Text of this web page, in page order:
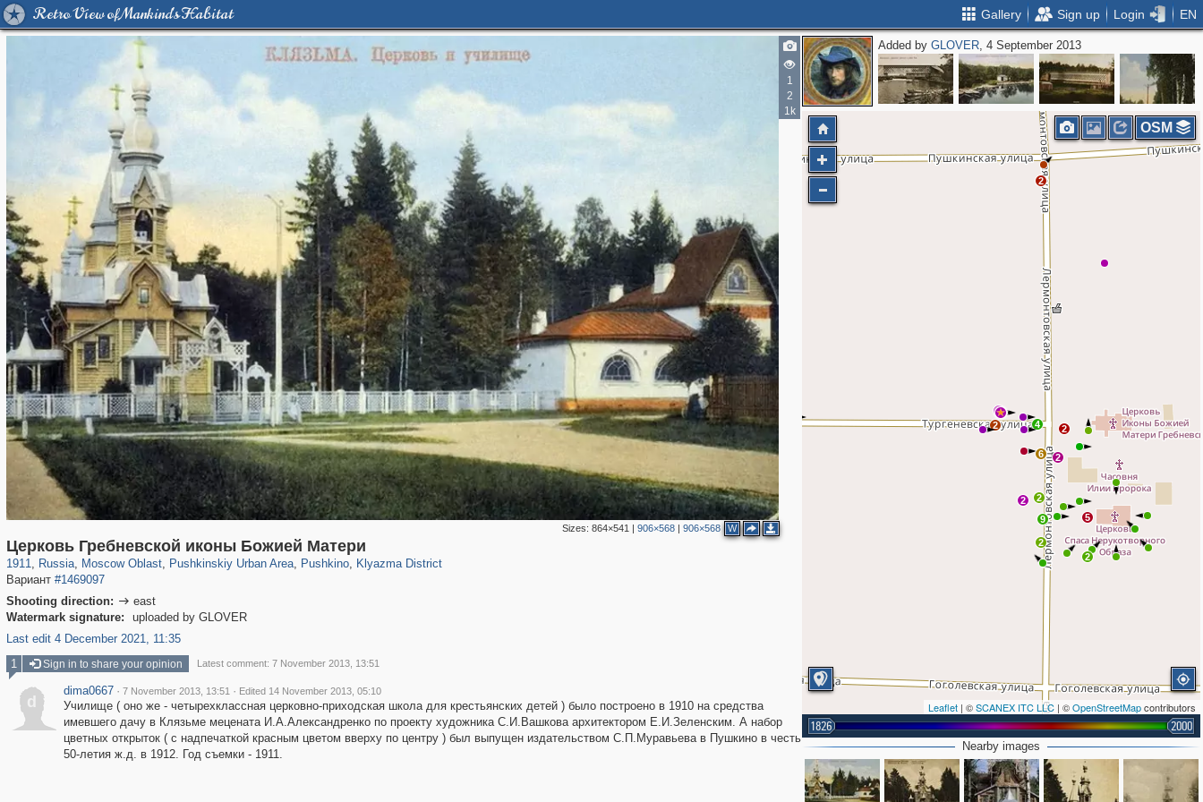
Retro View of Mankind's Habitat Gallery Sign up Login EN
1
2
1k
Sizes: 864×541 | 906×568| 906×568 W
Церковь Гребневской иконы Божией Матери
1911, Russia
1,406,871 29,248
, Moscow Oblast
96,438 1,691
, Pushkinskiy Urban Area
2,545 58
, Pushkino
1,151 24
, Klyazma District
234
Вариант #1469097
Shooting direction:  east
Watermark signature:
uploaded by GLOVER
Last edit 4 December 2021, 11:35
Added byGLOVER, 4 September 2013
2
4
2
2
2 2
2
9 5
2
2
6
2
Leaflet | ©SCANEX ITC LLC | ©OpenStreetMapcontributors
1826 2000
OSM
Nearby images
1 Sign in to share your opinion Latest comment: 7 November 2013, 13:51
d
dima0667 · 7 November 2013, 13:51 · Edited 14 November 2013, 05:10
Училище ( оно же - четырехклассная церковно-приходская школа для крестьянских детей ) было построено в 1910 на средства
имевшего дачу в Клязьме мецената И.А.Александренко по проекту художника С.И.Вашкова архитектором Е.И.Зеленским. А набор
цветных открыток ( с надпечаткой красным цветом вверху по центру ) был выпущен издательством С.П.Муравьева в Пушкино в честь
50-летия ж.д. в 1912. Год съемки - 1911.